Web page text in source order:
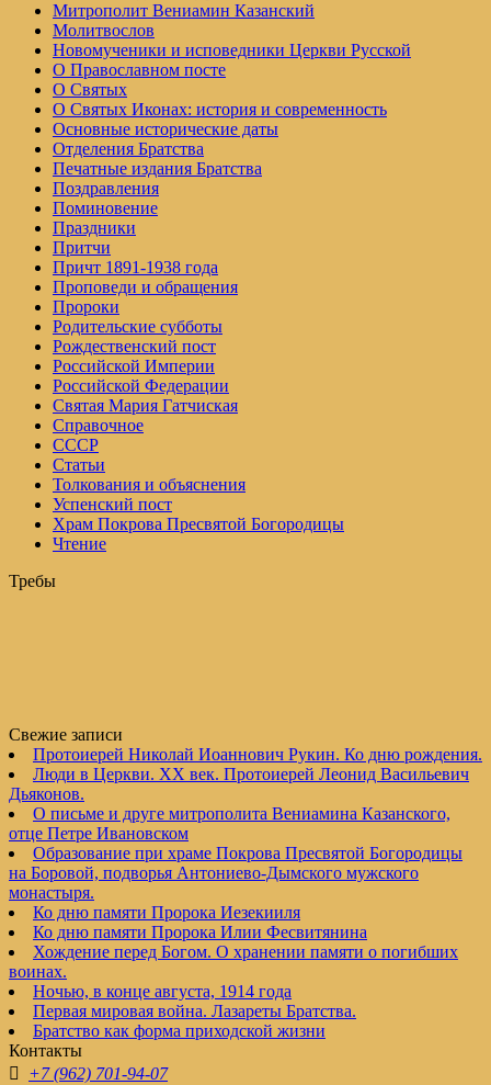
Митрополит Вениамин Казанский
Молитвослов
Но­во­му­че­ни­ки и ис­по­вед­ни­ки Церк­ви Рус­ской
О Православном посте
О Святых
О Святых Иконах: история и современность
Основные исторические даты
Отделения Братства
Печатные издания Братства
Поздравления
Поминовение
Праздники
Притчи
Причт 1891-1938 года
Проповеди и обращения
Пророки
Родительские субботы
Рождественский пост
Российской Империи
Российской Федерации
Святая Мария Гатчиская
Справочное
СССР
Статьи
Толкования и объяснения
Успенский пост
Храм Покрова Пресвятой Богородицы
Чтение
Требы
Свежие записи
Протоиерей Николай Иоаннович Рукин. Ко дню рождения.
Люди в Церкви. XX век. Протоиерей Леонид Васильевич
Дьяконов.
О письме и друге митрополита Вениамина Казанского,
отце Петре Ивановском
Образование при храме Покрова Пресвятой Богородицы
на Боровой, подворья Антониево-Дымского мужского
монастыря.
Ко дню памяти Пророка Иезекииля
Ко дню памяти Пророка Илии Фесвитянина
Хождение перед Богом. О хранении памяти о погибших
воинах.
Ночью, в конце августа, 1914 года
Первая мировая война. Лазареты Братства.
Братство как форма приходской жизни
Контакты
+7 (962) 701-94-07